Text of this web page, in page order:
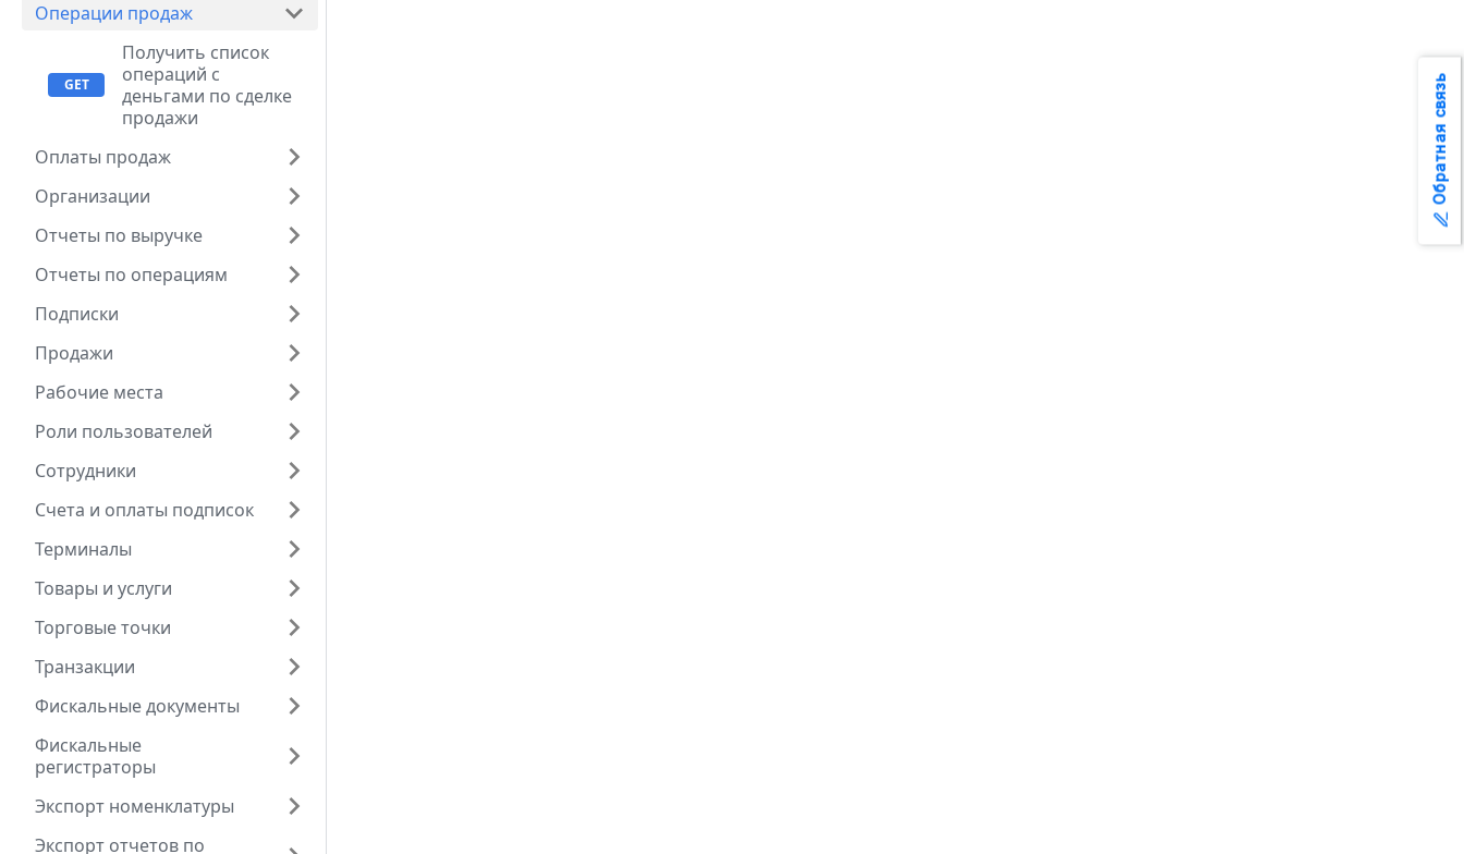
Операции продаж
Получить список
операций с
деньгами по сделке
продажи
Оплаты продаж
Организации
Отчеты по выручке
Отчеты по операциям
Подписки
Продажи
Рабочие места
Роли пользователей
Сотрудники
Счета и оплаты подписок
Терминалы
Товары и услуги
Торговые точки
Транзакции
Фискальные документы
Фискальные
регистраторы
Экспорт номенклатуры
Экспорт отчетов по
Обратная связь